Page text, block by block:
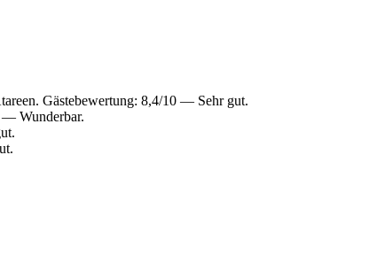
Gästebewertung: 8,4/10 — Sehr gut.
— Wunderbar.